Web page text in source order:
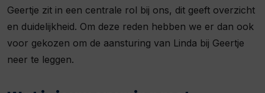
Geertje zit in een centrale rol bij ons, dit geeft overzicht
en duidelijkheid. Om deze reden hebben we er dan ook
voor gekozen om de aansturing van Linda bij Geertje
neer te leggen.